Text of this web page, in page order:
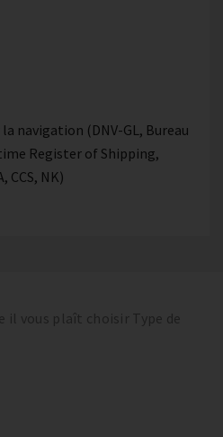
navigation (DNV-GL, Bureau
Register of Shipping,
CCS, NK)
il vous plaît choisir Type de